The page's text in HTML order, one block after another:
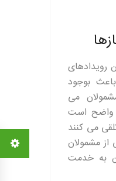
مطلب
رویدادهای
بوجود
می
واضح است
می کنند
از مشمولان
به خدمت